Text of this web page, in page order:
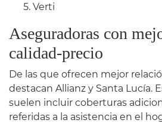
Verti
Aseguradoras con
calidad-precio
De las que ofrecen mejor
destacan Allianz y Santa Lucía.
suelen incluir coberturas
referidas a la asistencia en el